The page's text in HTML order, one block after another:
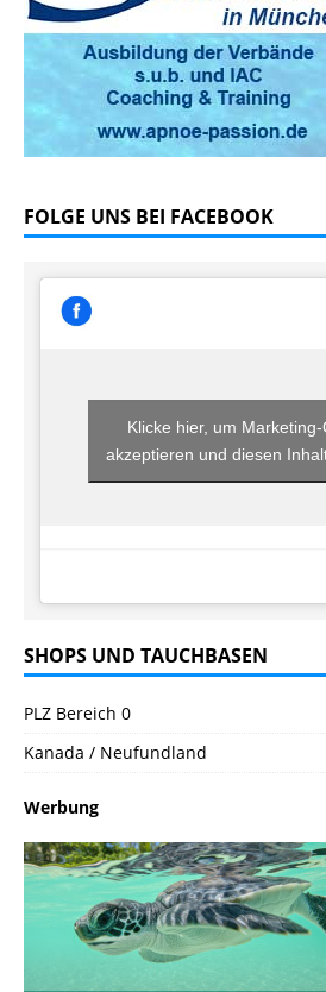
FOLGE UNS BEI FACEBOOK
Klicke hier, um
akzeptieren und diesen
SHOPS UND TAUCHBASEN
PLZ Bereich 0
Kanada / Neufundland
Werbung